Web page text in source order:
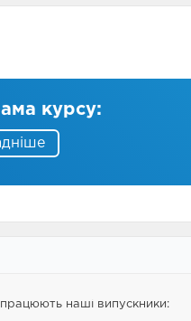
курсу:
працюють наші випускники: